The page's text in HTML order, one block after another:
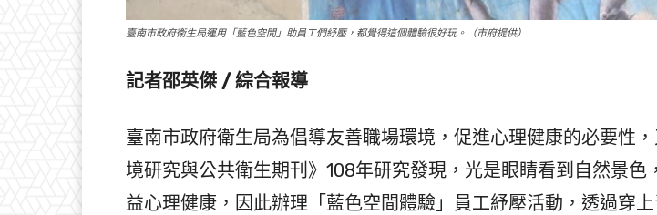
臺南市政府衛生局運用「藍色空間」助員工們紓壓，都覺得這個體驗很好玩。（市府提供）
記者邵英傑 / 綜合報導
臺南市政府衛生局為倡導友善職場環境，促進心理健康的必要性
境研究與公共衛生期刊》108年研究發現，光是眼睛看到自然景色
益心理健康，因此辦理「藍色空間體驗」員工紓壓活動，透過穿上